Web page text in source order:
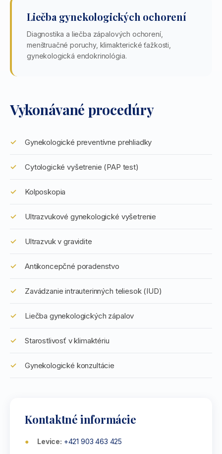
Liečba gynekologických ochorení
Diagnostika a liečba zápalových ochorení,
menštruačné poruchy, klimakterické ťažkosti,
gynekologická endokrinológia.
Vykonávané procedúry
Gynekologické preventívne prehliadky
Cytologické vyšetrenie (PAP test)
Kolposkopia
Ultrazvukové gynekologické vyšetrenie
Ultrazvuk v gravidite
Antikoncepčné poradenstvo
Zavádzanie intrauterinných teliesok (IUD)
Liečba gynekologických zápalov
Starostlivosť v klimaktériu
Gynekologické konzultácie
Kontaktné informácie
Levice: +421 903 463 425